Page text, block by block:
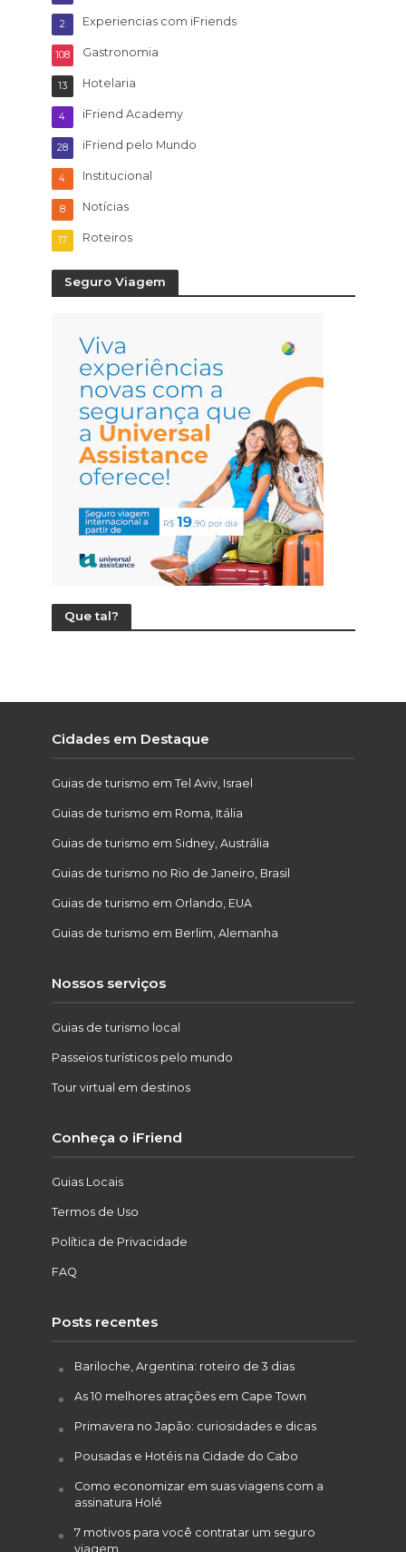
Experiencias com iFriends
2
Gastronomia
108
Hotelaria
13
iFriend Academy
4
iFriend pelo Mundo
28
Institucional
4
Notícias
8
Roteiros
17
Seguro Viagem
Que tal?
Cidades em Destaque
Guias de turismo em Tel Aviv, Israel
Guias de turismo em Roma, Itália
Guias de turismo em Sidney, Austrália
Guias de turismo no Rio de Janeiro, Brasil
Guias de turismo em Orlando, EUA
Guias de turismo em Berlim, Alemanha
Nossos serviços
Guias de turismo local
Passeios turísticos pelo mundo
Tour virtual em destinos
Conheça o iFriend
Guias Locais
Termos de Uso
Política de Privacidade
FAQ
Posts recentes
Bariloche, Argentina: roteiro de 3 dias
As 10 melhores atrações em Cape Town
Primavera no Japão: curiosidades e dicas
Pousadas e Hotéis na Cidade do Cabo
Como economizar em suas viagens com a
assinatura Holé
7 motivos para você contratar um seguro
viagem